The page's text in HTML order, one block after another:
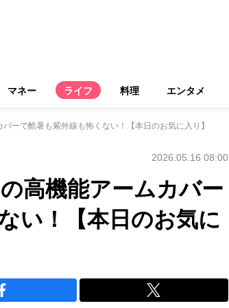
マネー ライフ 料理 エンタメ
ーで酷暑も紫外線も怖くない！【本日のお気に入り】
2026.05.16 08:00
高機能アームカバー
い！【本日のお気に